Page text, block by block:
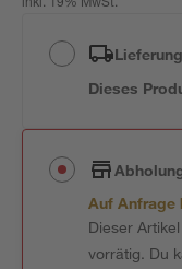
inkl. 19% MwSt.
Dieses
Auf Anfrage
Dieser
vorrätig. Du